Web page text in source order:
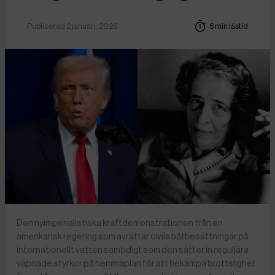
Publicerad 2 januari, 2026 6 min lästid
Den nyimperialistiska kraftdemonstrationen från en
amerikansk regering som avrättar civila båtbesättningar på
internationellt vatten samtidigt som den sätter in reguljära
väpnade styrkor på hemmaplan för att bekämpa brottslighet